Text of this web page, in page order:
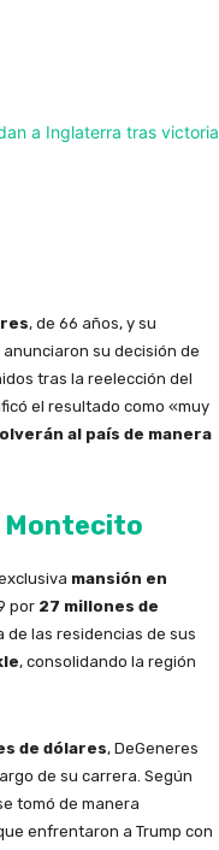
, de 66 años, y su
anunciaron su decisión de
tras la reelección del
el resultado como «muy
al país de manera
Montecito
mansión en
por 27 millones de
de las residencias de sus
, consolidando la región
de dólares, DeGeneres
de su carrera. Según
tomó de manera
enfrentaron a Trump con